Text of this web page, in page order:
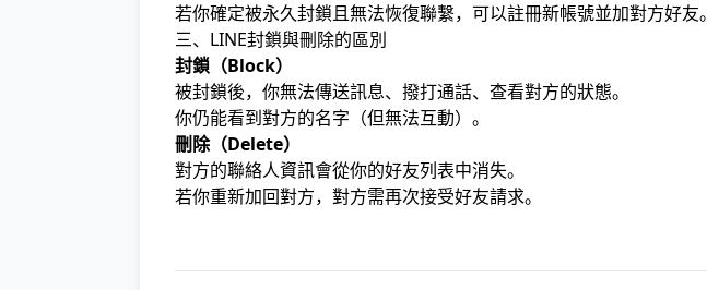
若你確定被永久封鎖且無法恢復聯繫，可以註冊新帳號並加對方好友。
三、LINE封鎖與刪除的區別
封鎖（Block）
被封鎖後，你無法傳送訊息、撥打通話、查看對方的狀態。
你仍能看到對方的名字（但無法互動）。
刪除（Delete）
對方的聯絡人資訊會從你的好友列表中消失。
若你重新加回對方，對方需再次接受好友請求。